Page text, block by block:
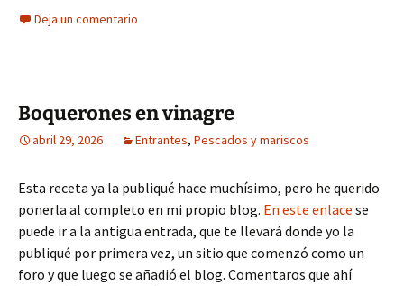
Deja un comentario
Boquerones en vinagre
abril 29, 2026 Entrantes, Pescados y mariscos
Esta receta ya la publiqué hace muchísimo, pero he querido
ponerla al completo en mi propio blog. En este enlace se
puede ir a la antigua entrada, que te llevará donde yo la
publiqué por primera vez, un sitio que comenzó como un
foro y que luego se añadió el blog. Comentaros que ahí